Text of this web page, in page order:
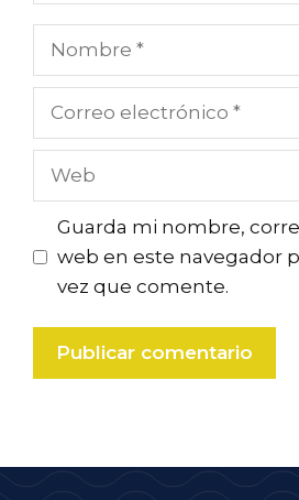
Nombre
Guarda mi nombre,
web en este navegador
vez que comente.